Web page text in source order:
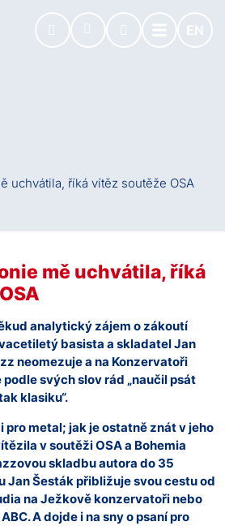
EN
mě uchvátila, říká
analytický zájem o zákoutí
basista a skladatel Jan
neomezuje a na Konzervatoři
svých slov rád „naučil psát
klasiku“.
pro metal; jak je ostatně znát v jeho
v soutěži OSA a Bohemia
skladbu autora do 35
Jan Šesták přibližuje svou cestu od
na Ježkově konzervatoři nebo
A dojde i na sny o psaní pro